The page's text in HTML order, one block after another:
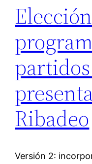
Ribadeo
Versión 2: